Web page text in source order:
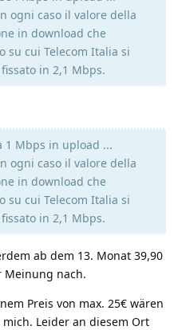
ogni caso il valore della
in download che
su cui Telecom Italia si
in 2,1 Mbps.
1 Mbps in upload ...
ogni caso il valore della
in download che
su cui Telecom Italia si
in 2,1 Mbps.
ab dem 13. Monat 39,90
Meinung nach.
Preis von max. 25€ wären
Leider an diesem Ort